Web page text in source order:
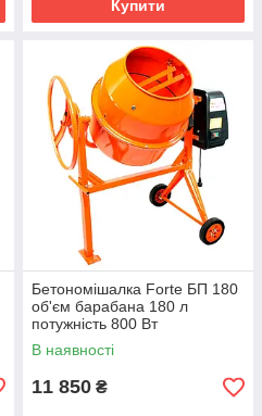
Купити
Бетономішалка Forte БП 180
об'єм барабана 180 л
потужність 800 Вт
В наявності
11 850 ₴